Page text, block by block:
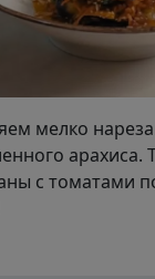
мелко
арахиса.
с томатами